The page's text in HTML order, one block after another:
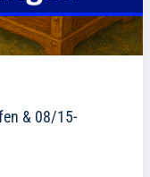
& 08/15-